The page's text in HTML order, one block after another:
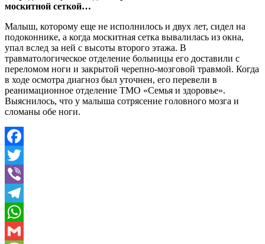
москитной сеткой…
Малыш, которому еще не исполнилось и двух лет, сидел на
подоконнике, а когда москитная сетка вывалилась из окна,
упал вслед за ней с высоты второго этажа. В
травматологическое отделение больницы его доставили с
переломом ноги и закрытой черепно-мозговой травмой. Когда
в ходе осмотра диагноз был уточнен, его перевели в
реанимационное отделение ТМО «Семья и здоровье».
Выяснилось, что у малыша сотрясение головного мозга и
сломаны обе ноги.
Facebook
Twitter
Viber
Telegram
WhatsApp